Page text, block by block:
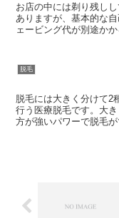
お店の中には剃り残し
ありますが、基本的な
ェービング代が別途か
脱毛
脱毛には大きく分けて2
行う医療脱毛です。大
方が強いパワーで脱毛